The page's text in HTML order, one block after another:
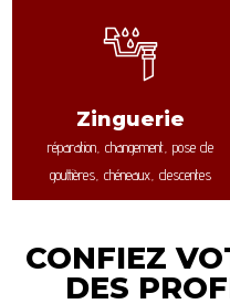
Zinguerie
réparation, changement, pose de
gouttières, chéneaux, descentes
CONFIEZ
DES